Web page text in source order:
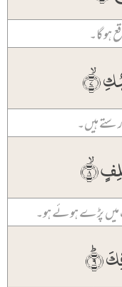
ہو گا۔
ہیں۔
ۙ﴿۸﴾
میں پڑے ہوئے ہو۔